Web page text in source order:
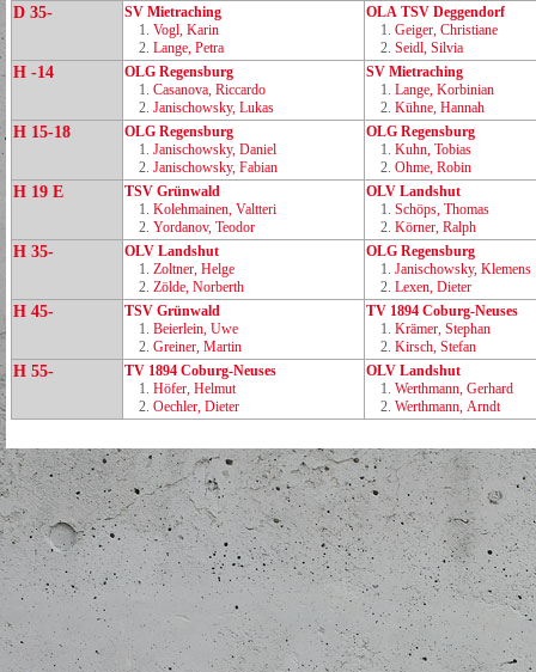
D 35-
SV Mietraching
1. Vogl, Karin
2. Lange, Petra
OLA TSV Deggendorf
1. Geiger, Christiane
2. Seidl, Silvia
H -14
OLG Regensburg
1. Casanova, Riccardo
2. Janischowsky, Lukas
SV Mietraching
1. Lange, Korbinian
2. Kühne, Hannah
H 15-18
OLG Regensburg
1. Janischowsky, Daniel
2. Janischowsky, Fabian
OLG Regensburg
1. Kuhn, Tobias
2. Ohme, Robin
H 19 E
TSV Grünwald
1. Kolehmainen, Valtteri
2. Yordanov, Teodor
OLV Landshut
1. Schöps, Thomas
2. Körner, Ralph
H 35-
OLV Landshut
1. Zoltner, Helge
2. Zölde, Norberth
OLG Regensburg
1. Janischowsky, Klemens
2. Lexen, Dieter
H 45-
TSV Grünwald
1. Beierlein, Uwe
2. Greiner, Martin
TV 1894 Coburg‑Neuses
1. Krämer, Stephan
2. Kirsch, Stefan
H 55-
TV 1894 Coburg‑Neuses
1. Höfer, Helmut
2. Oechler, Dieter
OLV Landshut
1. Werthmann, Gerhard
2. Werthmann, Arndt